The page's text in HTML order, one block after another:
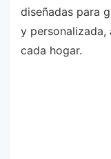
diseñadas para
y personalizada,
cada hogar.